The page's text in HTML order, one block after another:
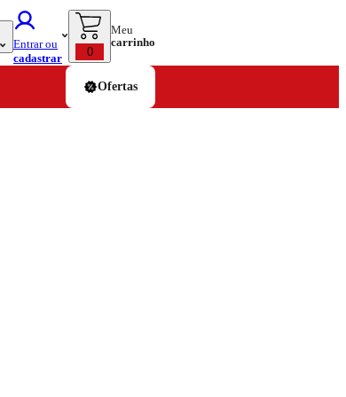
Entrar ou
cadastrar
0
Meu
carrinho
Ofertas